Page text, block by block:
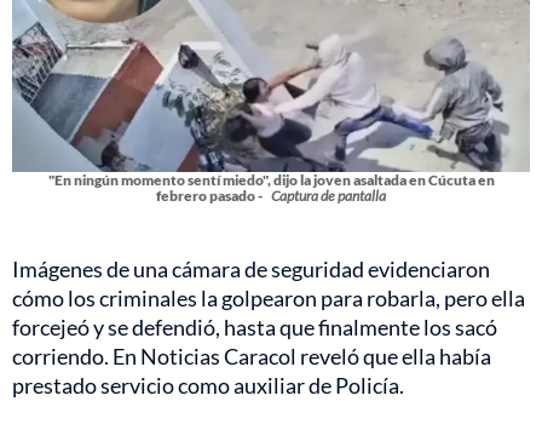
"En ningún momento sentí miedo", dijo la joven asaltada en Cúcuta en
febrero pasado - Captura de pantalla
Imágenes de una cámara de seguridad evidenciaron
cómo los criminales la golpearon para robarla, pero ella
forcejeó y se defendió, hasta que finalmente los sacó
corriendo. En Noticias Caracol reveló que ella había
prestado servicio como auxiliar de Policía.